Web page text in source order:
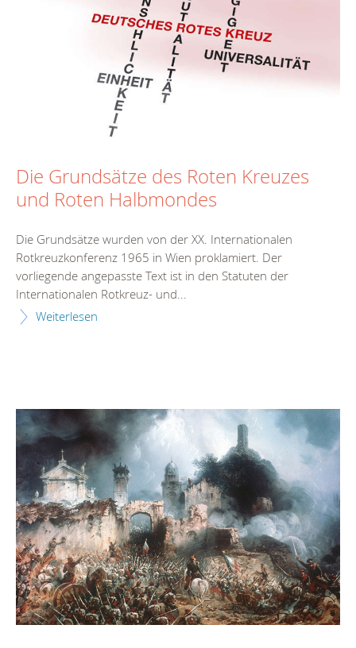
Die Grundsätze des Roten Kreuzes
und Roten Halbmondes
Die Grundsätze wurden von der XX. Internationalen
Rotkreuzkonferenz 1965 in Wien proklamiert. Der
vorliegende angepasste Text ist in den Statuten der
Internationalen Rotkreuz- und...
Weiterlesen